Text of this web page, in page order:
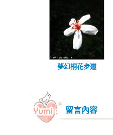
夢幻桐花步道
留言內容